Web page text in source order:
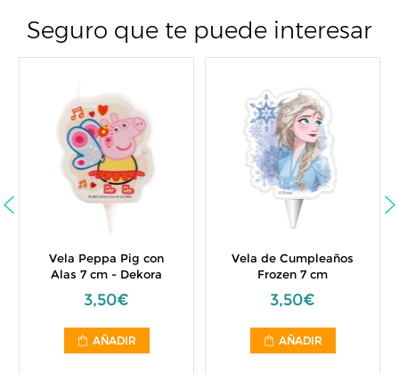
Seguro que te puede interesar
Vela Peppa Pig con
Alas 7 cm - Dekora
3,50€
AÑADIR
Vela de Cumpleaños
Frozen 7 cm
3,50€
AÑADIR